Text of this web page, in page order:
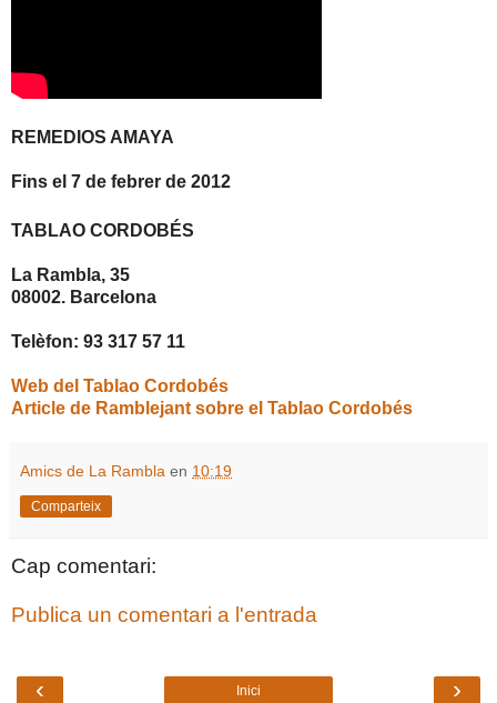
REMEDIOS AMAYA
Fins el 7 de febrer de 2012
TABLAO CORDOBÉS
La Rambla, 35
08002. Barcelona
Telèfon: 93 317 57 11
Web del Tablao Cordobés
Article de Ramblejant sobre el Tablao Cordobés
Amics de La Rambla en 10:19
Comparteix
Cap comentari:
Publica un comentari a l'entrada
‹ ›
Inici